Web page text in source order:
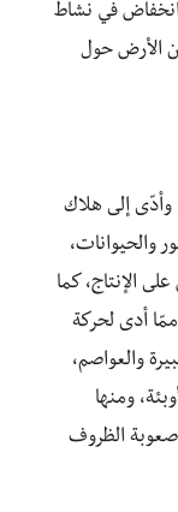
انخفاض في نشاط
الأرض حول
وأدّى إلى هلاك
والحيوانات،
الإنتاج، كما
أدى لحركة
والعواصم،
ومنها
الظروف